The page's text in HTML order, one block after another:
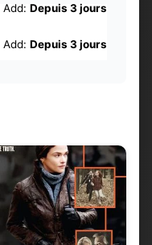
Add: Depuis 3 jours
Add: Depuis 3 jours